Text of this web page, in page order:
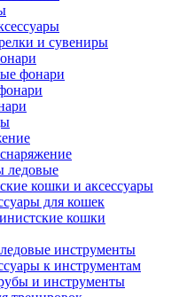
и сувениры
фонари
ледовые
кошки и аксессуары
для кошек
кошки
инструменты
к инструментам
и инструменты